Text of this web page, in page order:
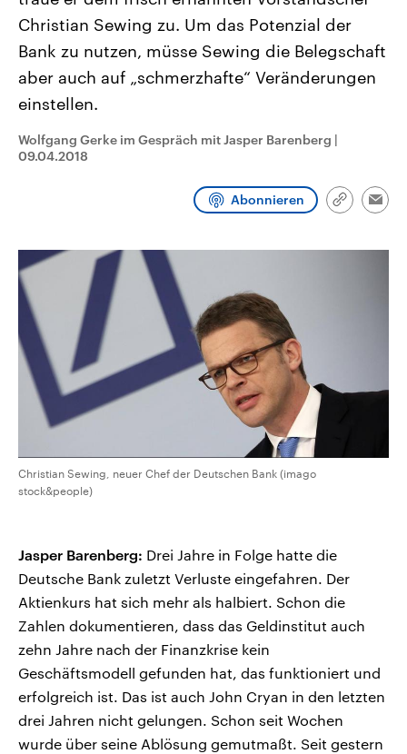
Sachsen-Anhalt wählt am 6.
September 2026 einen neuen
Landtag. Seit 2021 wird das
Bundesland von einer Koalition aus
Umfragen, Prognosen,
Wahlprogramme, aktuelle Berichte
und Hintergründe zu den Parteien
Wahl.
Wirtschaftlich und
gehören die Vereinigten
den mächtigsten Ländern
mit großem Einfluss auf
aktuelle Weltgeschehen.
Sendungen
Audio-Archiv
Christian Sewing zu. Um das Potenzial der
Bank zu nutzen, müsse Sewing die Belegschaft
aber auch auf „schmerzhafte“ Veränderungen
einstellen.
Wolfgang Gerke im Gespräch mit Jasper Barenberg |
09.04.2018
Abonnieren
Link
Christian Sewing, neuer Chef der Deutschen Bank (imago
stock&people)
Jasper Barenberg: Drei Jahre in Folge hatte die
Deutsche Bank zuletzt Verluste eingefahren. Der
Aktienkurs hat sich mehr als halbiert. Schon die
Zahlen dokumentieren, dass das Geldinstitut auch
zehn Jahre nach der Finanzkrise kein
Geschäftsmodell gefunden hat, das funktioniert und
erfolgreich ist. Das ist auch John Cryan in den letzten
drei Jahren nicht gelungen. Schon seit Wochen
wurde über seine Ablösung gemutmaßt. Seit gestern